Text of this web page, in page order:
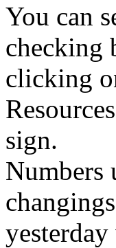
You can
checking
clicking
sign.
Numbers